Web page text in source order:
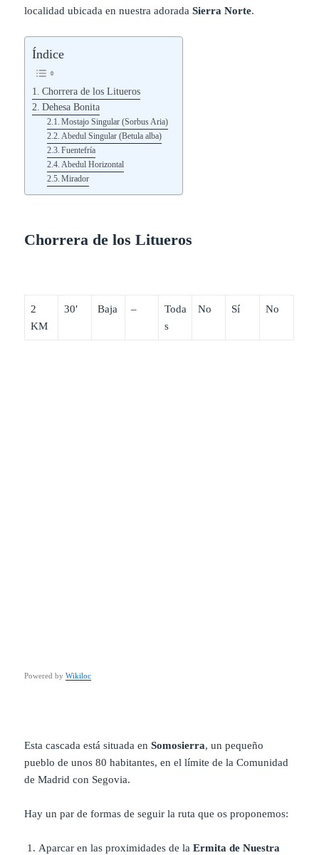
localidad ubicada en nuestra adoradaSierra Norte.
Índice
Chorrera de los Litueros
Dehesa Bonita
Mostajo Singular (Sorbus Aria)
Abedul Singular (Betula alba)
Fuentefría
Abedul Horizontal
Mirador
Chorrera de los Litueros
2
KM
30′ Baja –
Toda
s
No Sí No
Powered byWikiloc
Esta cascada está situada enSomosierra, un pequeño
pueblo de unos 80 habitantes, en el límite de la Comunidad
de Madrid con Segovia.
Hay un par de formas de seguir la ruta que os proponemos:
Aparcar en las proximidades de laErmita de Nuestra